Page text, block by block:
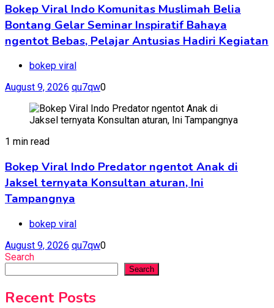
Bokep Viral Indo Komunitas Muslimah Belia
Bontang Gelar Seminar Inspiratif Bahaya
ngentot Bebas, Pelajar Antusias Hadiri Kegiatan
bokep viral
August 9, 2026 qu7qw0
1 min read
Bokep Viral Indo Predator ngentot Anak di
Jaksel ternyata Konsultan aturan, Ini
Tampangnya
bokep viral
August 9, 2026 qu7qw0
Search
Search
Recent Posts